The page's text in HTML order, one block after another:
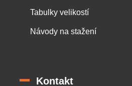
Tabulky velikostí
Návody na stažení
Kontakt